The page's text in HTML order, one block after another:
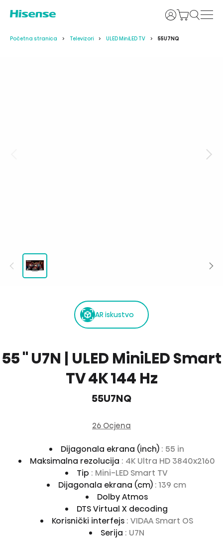
Prijava
Početna stranica Televizori ULED MiniLED TV 55U7NQ
AR iskustvo
55 '' U7N | ULED MiniLED Smart
TV 4K 144 Hz
55U7NQ
26 Ocjena
Dijagonala ekrana (inch) : 55 in
Maksimalna rezolucija : 4K Ultra HD 3840x2160
Tip : Mini-LED Smart TV
Dijagonala ekrana (cm) : 139 cm
Dolby Atmos
DTS Virtual X decoding
Korisnički interfejs : VIDAA Smart OS
Serija : U7N